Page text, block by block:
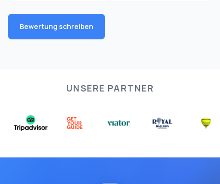
Bewertung schreiben
UNSERE PARTNER